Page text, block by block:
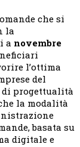
che si
la
a novembre
l’ottima
del
progettualità
la modalità
basata su
digitale e